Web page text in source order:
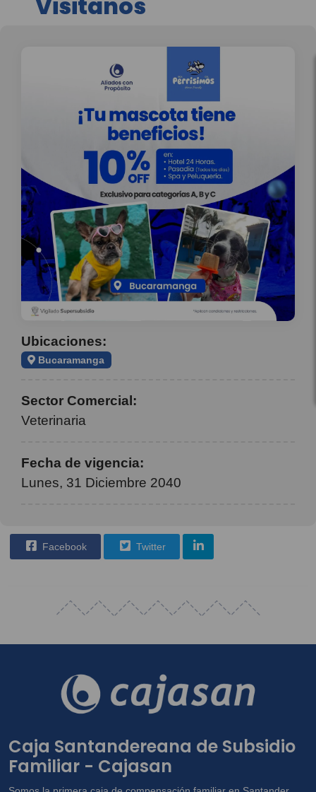
Ubicaciones:
Bucaramanga
Sector Comercial:
Veterinaria
Fecha de vigencia:
Lunes, 31 Diciembre 2040
Facebook Twitter
Caja Santandereana de Subsidio
Familiar - Cajasan